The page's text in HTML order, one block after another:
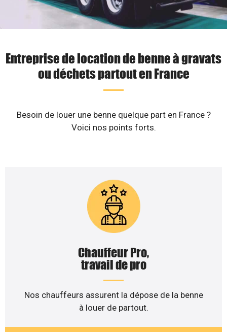
Entreprise de location de benne à gravats
ou déchets partout en France
Besoin de louer une benne quelque part en France ?
Voici nos points forts.
Chauffeur Pro,
travail de pro
Nos chauffeurs assurent la dépose de la benne
à louer de partout.